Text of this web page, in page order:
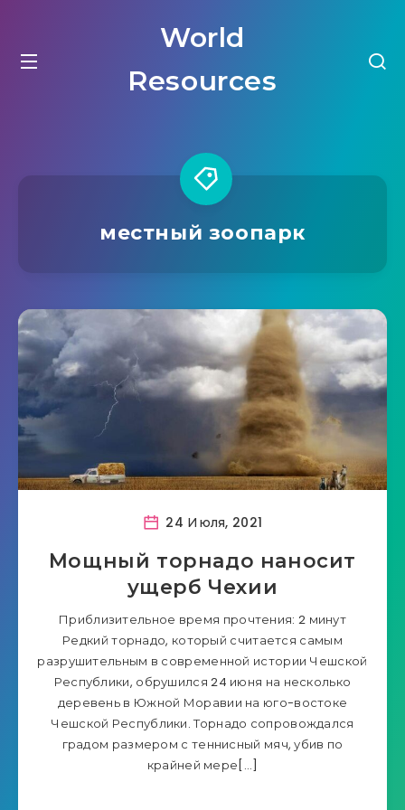
World
Resources
местный зоопарк
24 Июля, 2021
Мощный торнадо наносит
ущерб Чехии
Приблизительное время прочтения: 2 минут
Редкий торнадо, который считается самым
разрушительным в современной истории Чешской
Республики, обрушился 24 июня на несколько
деревень в Южной Моравии на юго-востоке
Чешской Республики. Торнадо сопровождался
градом размером с теннисный мяч, убив по
крайней мере[…]